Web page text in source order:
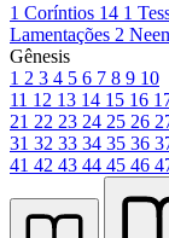
1 Coríntios 14 1
Lamentações 2
Gênesis
1 2 3 4 5 6 7 8 9 10
11 12 13 14 15 16
21 22 23 24 25 26
31 32 33 34 35 36
41 42 43 44 45 46